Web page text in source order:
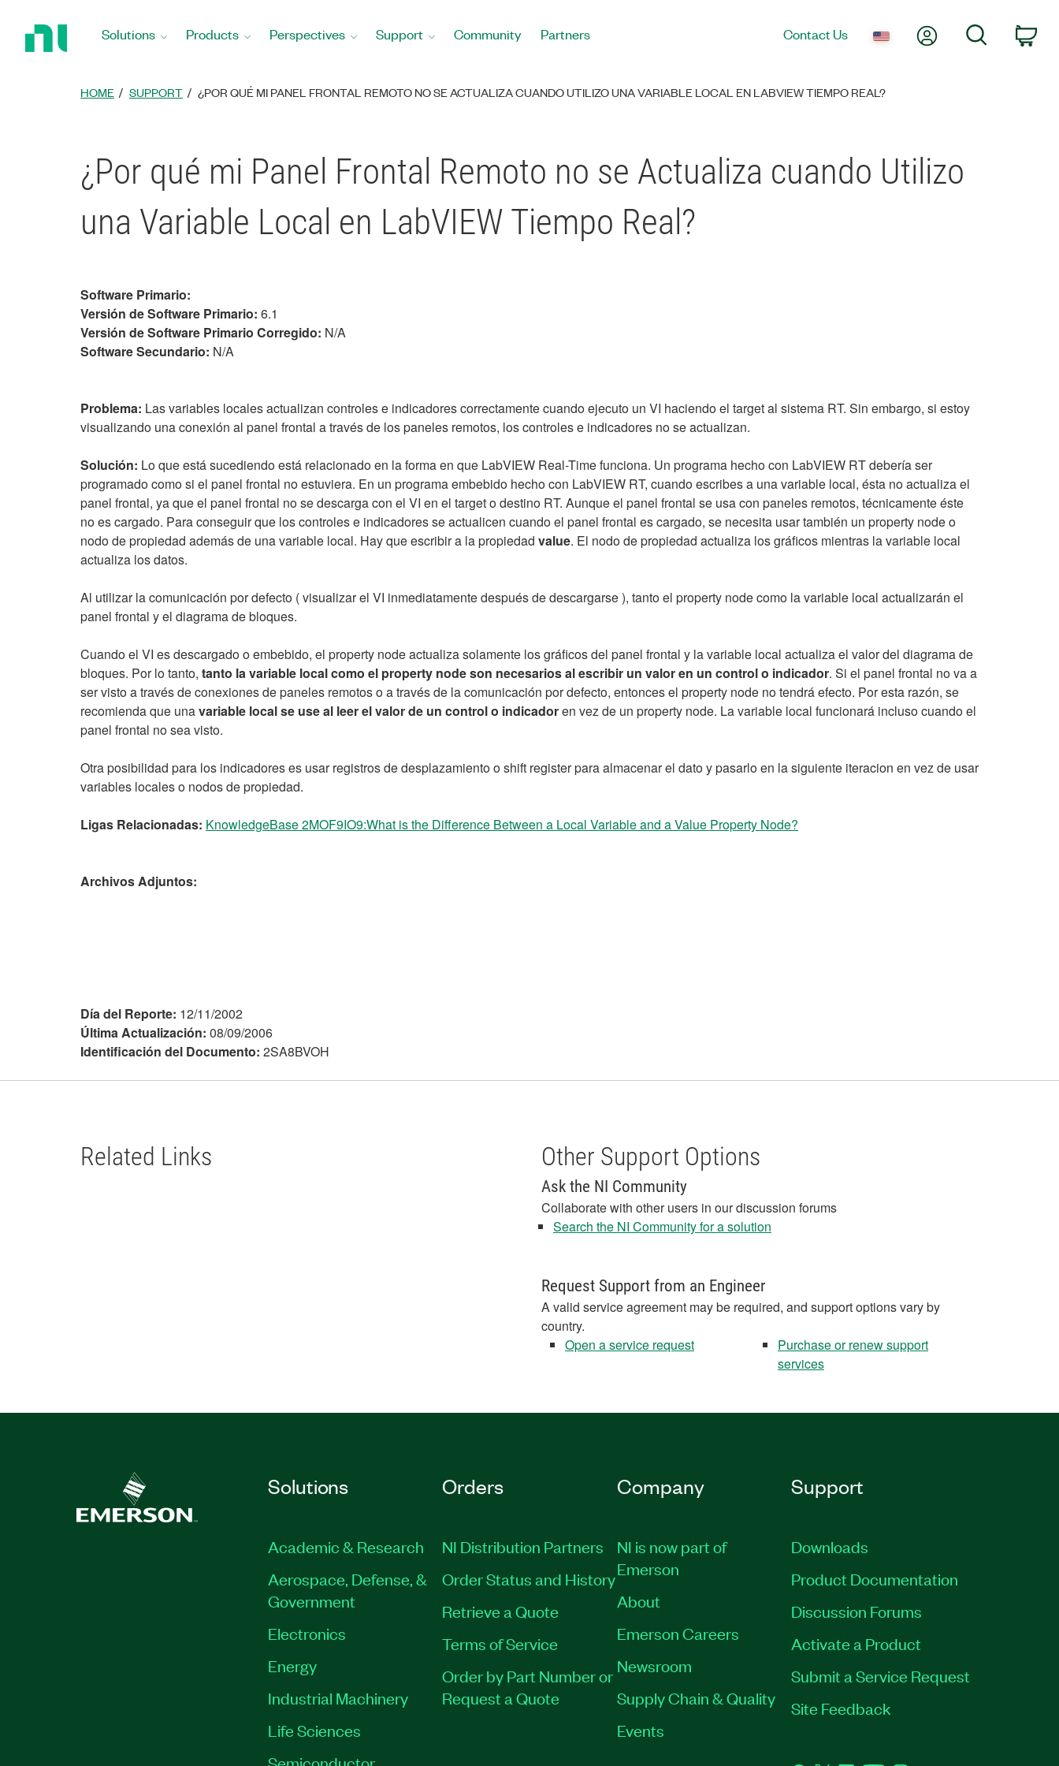
Solutions Products Perspectives Support Community Partners Contact Us My AccountSearch
HOME SUPPORT ¿POR QUÉ MI PANEL FRONTAL REMOTO NO SE ACTUALIZA CUANDO UTILIZO UNA VARIABLE LOCAL EN LABVIEW TIEMPO REAL?
¿Por qué mi Panel Frontal Remoto no se Actualiza cuando Utilizo
una Variable Local en LabVIEW Tiempo Real?
Software Primario:
Versión de Software Primario: 6.1
Versión de Software Primario Corregido: N/A
Software Secundario: N/A
Problema: Las variables locales actualizan controles e indicadores correctamente cuando ejecuto un VI haciendo el target al sistema RT. Sin embargo, si estoy
visualizando una conexión al panel frontal a través de los paneles remotos, los controles e indicadores no se actualizan.
Solución: Lo que está sucediendo está relacionado en la forma en que LabVIEW Real-Time funciona. Un programa hecho con LabVIEW RT debería ser
programado como si el panel frontal no estuviera. En un programa embebido hecho con LabVIEW RT, cuando escribes a una variable local, ésta no actualiza el
panel frontal, ya que el panel frontal no se descarga con el VI en el target o destino RT. Aunque el panel frontal se usa con paneles remotos, técnicamente éste
no es cargado. Para conseguir que los controles e indicadores se actualicen cuando el panel frontal es cargado, se necesita usar también un property node o
nodo de propiedad además de una variable local. Hay que escribir a la propiedad value. El nodo de propiedad actualiza los gráficos mientras la variable local
actualiza los datos.
Al utilizar la comunicación por defecto ( visualizar el VI inmediatamente después de descargarse ), tanto el property node como la variable local actualizarán el
panel frontal y el diagrama de bloques.
Cuando el VI es descargado o embebido, el property node actualiza solamente los gráficos del panel frontal y la variable local actualiza el valor del diagrama de
bloques. Por lo tanto, tanto la variable local como el property node son necesarios al escribir un valor en un control o indicador. Si el panel frontal no va a
ser visto a través de conexiones de paneles remotos o a través de la comunicación por defecto, entonces el property node no tendrá efecto. Por esta razón, se
recomienda que unavariable local se use al leer el valor de un control o indicadoren vez de un property node. La variable local funcionará incluso cuando el
panel frontal no sea visto.
Otra posibilidad para los indicadores es usar registros de desplazamiento o shift register para almacenar el dato y pasarlo en la siguiente iteracion en vez de usar
variables locales o nodos de propiedad.
Ligas Relacionadas: KnowledgeBase 2MOF9IO9:What is the Difference Between a Local Variable and a Value Property Node?
Archivos Adjuntos:
Día del Reporte: 12/11/2002
Última Actualización: 08/09/2006
Identificación del Documento: 2SA8BVOH
Related Links Other Support Options
Ask the NI Community
Collaborate with other users in our discussion forums
Search the NI Community for a solution
Request Support from an Engineer
A valid service agreement may be required, and support options vary by
country.
Open a service request
Purchase or renew support
services
Solutions
Academic & Research
Aerospace, Defense, &
Government
Electronics
Energy
Industrial Machinery
Life Sciences
Orders
NI Distribution Partners
Order Status and History
Retrieve a Quote
Terms of Service
Order by Part Number or
Request a Quote
Company
NI is now part of
Emerson
About
Emerson Careers
Newsroom
Supply Chain & Quality
Events
Support
Downloads
Product Documentation
Discussion Forums
Activate a Product
Submit a Service Request
Site Feedback